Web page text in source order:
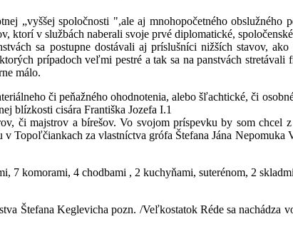
„vyššej spoločnosti ",ale aj mnohopočetného obslužného
v službách naberali svoje prvé diplomatické,
sa postupne dostávali aj príslušníci nižších stavov,
prípadoch veľmi pestré a tak sa na panstvách stretávali
málo.
či peňažného ohodnotenia, alebo šľachtické, či
blízkosti cisára Františka Jozefa I.1
či majstrov a bírešov. Vo svojom príspevku by som chcel
Topoľčiankach za vlastníctva grófa Štefana Jána Nepomuka
7 komorami, 4 chodbami , 2 kuchyňami, suterénom, 2
Štefana Keglevicha pozn. /Veľkostatok Réde sa nachádza